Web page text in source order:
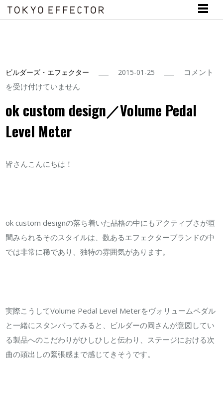
ビルダーズ・エフェクター 2015-01-25
ok
／
コメント
を受け付けていません
ok custom design／Volume Pedal
Level Meter
皆さんこんにちは！
ok custom designの落ち着いた品格の中にもアクティブさが垣
間みられるそのスタイルは、数あるエフェクターブランドの中
では非常に稀であり、独特の雰囲気があります。
実際こうしてVolume Pedal Level Meterをヴォリュームペダル
と一緒にスタンバってみると、ビルダーの岡さんが意図してい
る製品へのこだわりがひしひしと伝わり、ステージにおける次
曲の頭出しの緊張感まで感じてきそうです。